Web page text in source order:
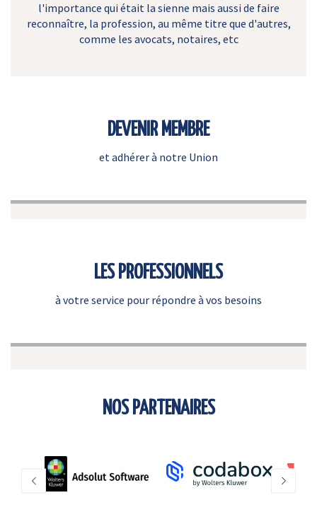
l'importance qui était la sienne mais aussi de faire
reconnaître, la profession, au même titre que d'autres,
comme les avocats, notaires, etc
DEVENIR MEMBRE
et adhérer à notre Union
LES PROFESSIONNELS
à votre service pour répondre à vos besoins
NOS PARTENAIRES